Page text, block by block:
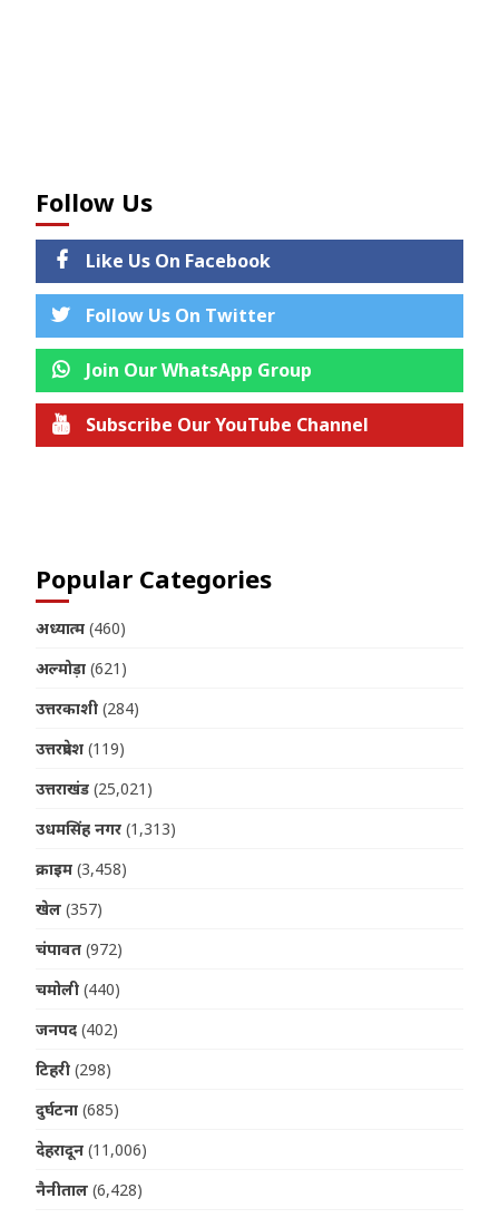
Follow Us
Like Us On Facebook
Follow Us On Twitter
Join Our WhatsApp Group
Subscribe Our YouTube Channel
Popular Categories
अध्यात्म (460)
अल्मोड़ा (621)
उत्तरकाशी (284)
उत्तरप्रदेश (119)
उत्तराखंड (25,021)
उधमसिंह नगर (1,313)
क्राइम (3,458)
खेल (357)
चंपावत (972)
चमोली (440)
जनपद (402)
टिहरी (298)
दुर्घटना (685)
देहरादून (11,006)
नैनीताल (6,428)